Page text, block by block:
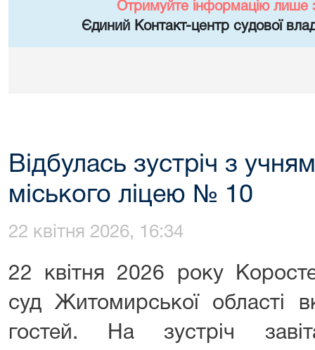
Отримуйте інформацію лише
Єдиний Контакт-центр судової
Відбулась зустріч з
міського ліцею № 10
22 квітня 2026, 16:34
22 квітня 2026 року
суд Житомирської області
гостей. На зустріч